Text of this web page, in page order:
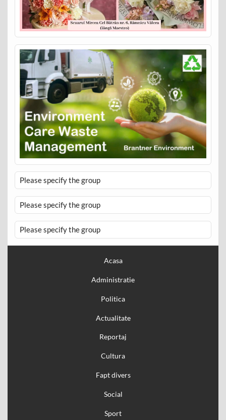
Please specify the group
Please specify the group
Please specify the group
Acasa
Administratie
Politica
Actualitate
Reportaj
Cultura
Fapt divers
Social
Sport